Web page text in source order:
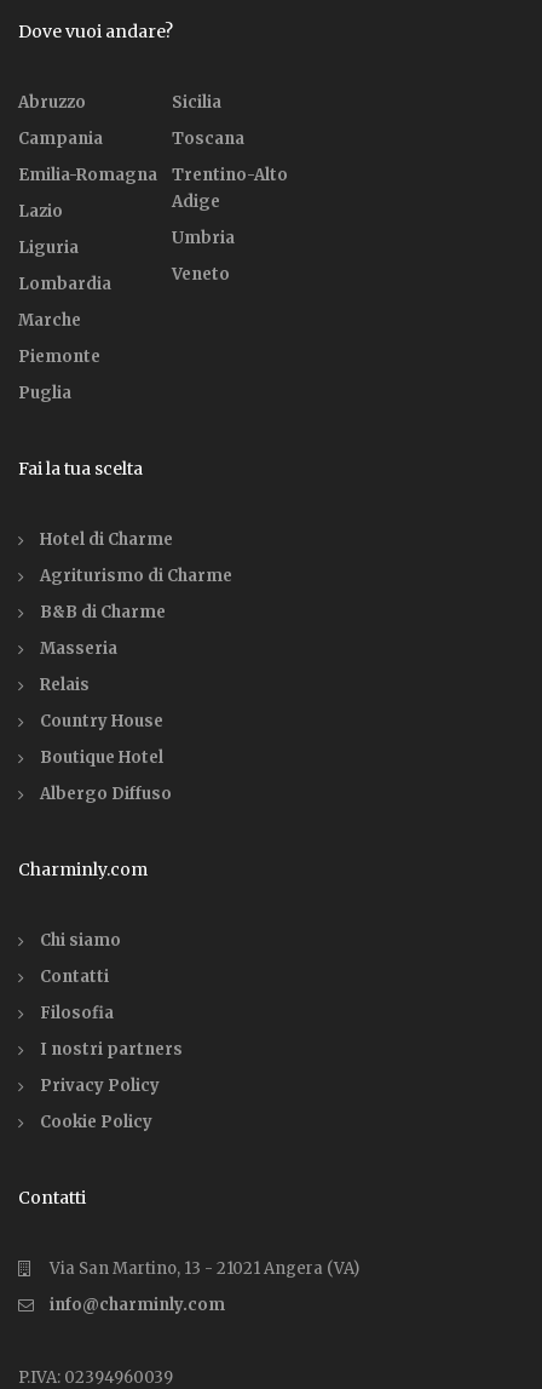
Dove vuoi andare?
Abruzzo
Campania
Emilia-Romagna
Lazio
Liguria
Lombardia
Marche
Piemonte
Puglia
Sicilia
Toscana
Trentino-Alto
Adige
Umbria
Veneto
Fai la tua scelta
Hotel di Charme
Agriturismo di Charme
B&B di Charme
Masseria
Relais
Country House
Boutique Hotel
Albergo Diffuso
Charminly.com
Chi siamo
Contatti
Filosofia
I nostri partners
Privacy Policy
Cookie Policy
Contatti
Via San Martino, 13 - 21021 Angera (VA)
info@charminly.com
P.IVA: 02394960039